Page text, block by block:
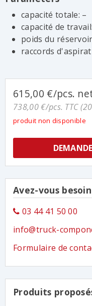
capacité totale: –
capacité de
poids du
raccords
615,00 €/pcs.
738,00 €/pcs. TTC
produit non disponible
Avez-vous
03 44 41 50 00
info@truck-
Formulaire de
Produits